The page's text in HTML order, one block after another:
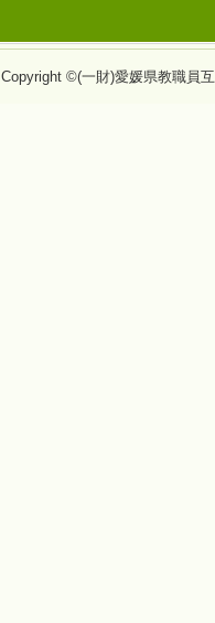
Copyright ©(一財)愛媛県教職員